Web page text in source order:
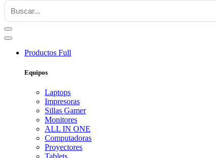
Productos Full
Equipos
Laptops
Impresoras
Sillas Gamer
Monitores
ALL IN ONE
Computadoras
Proyectores